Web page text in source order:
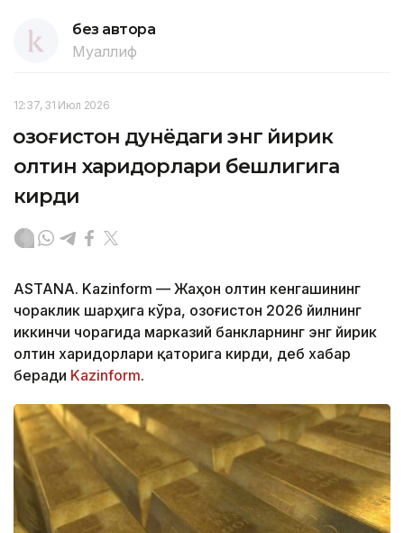
без автора
Муаллиф
12:37, 31 Июл 2026
Қозоғистон дунёдаги энг йирик
олтин харидорлари бешлигига
кирди
ASTANA. Kazinform — Жаҳон олтин кенгашининг
чораклик шарҳига кўра, Қозоғистон 2026 йилнинг
иккинчи чорагида марказий банкларнинг энг йирик
олтин харидорлари қаторига кирди, деб хабар
беради Kazinform.